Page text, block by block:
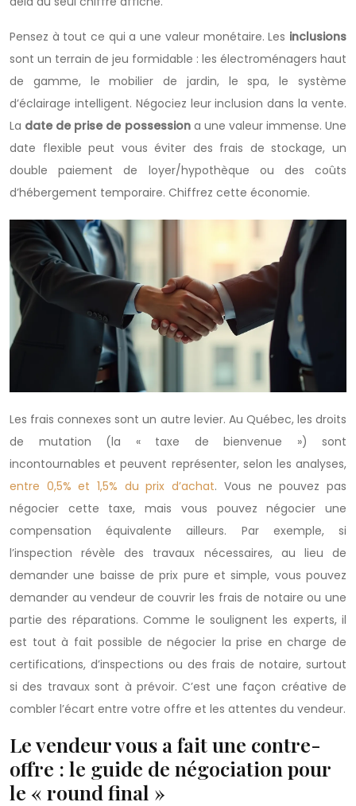
Pensez à tout ce qui a une valeur monétaire. Les inclusions
sont un terrain de jeu formidable : les électroménagers haut
de gamme, le mobilier de jardin, le spa, le système
d’éclairage intelligent. Négociez leur inclusion dans la vente.
La date de prise de possessiona une valeur immense. Une
date flexible peut vous éviter des frais de stockage, un
double paiement de loyer/hypothèque ou des coûts
d’hébergement temporaire. Chiffrez cette économie.
Les frais connexes sont un autre levier. Au Québec, les droits
de mutation (la « taxe de bienvenue ») sont
incontournables et peuvent représenter, selon les analyses,
entre 0,5% et 1,5% du prix d’achat. Vous ne pouvez pas
négocier cette taxe, mais vous pouvez négocier une
compensation équivalente ailleurs. Par exemple, si
l’inspection révèle des travaux nécessaires, au lieu de
demander une baisse de prix pure et simple, vous pouvez
demander au vendeur de couvrir les frais de notaire ou une
partie des réparations. Comme le soulignent les experts, il
est tout à fait possible de négocier la prise en charge de
certifications, d’inspections ou des frais de notaire, surtout
si des travaux sont à prévoir. C’est une façon créative de
combler l’écart entre votre offre et les attentes du vendeur.
Le vendeur vous a fait une contre-
offre : le guide de négociation pour
le « round final »